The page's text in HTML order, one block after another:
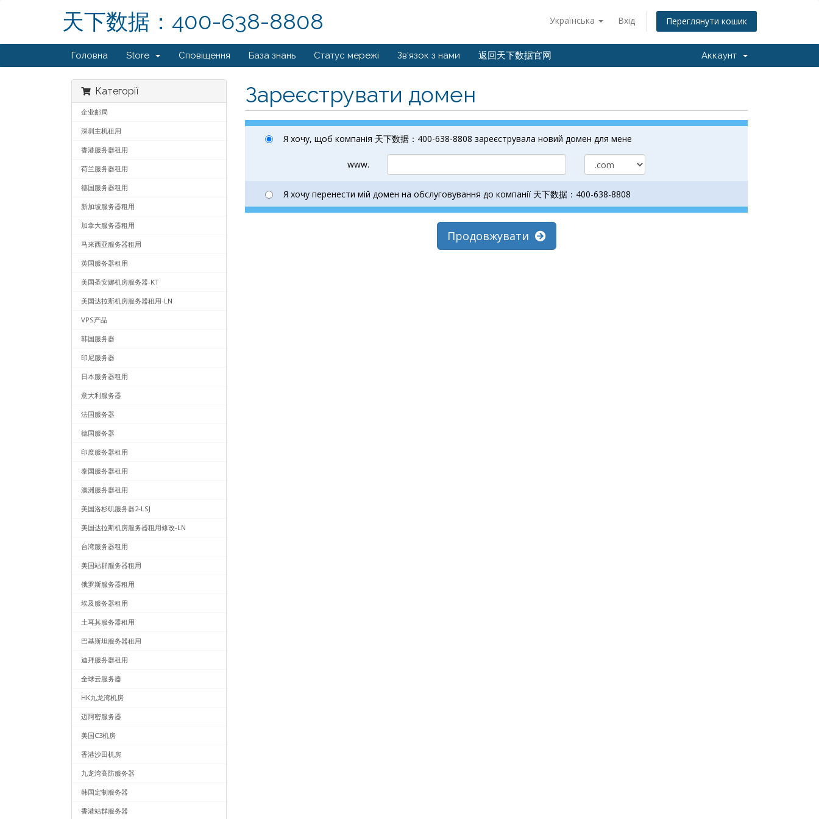
Українська Вхід Переглянути кошик
天下数据：400-638-8808
Головна Store Сповіщення База знань Статус мережі Зв'язок з нами 返回天下数据官网 Аккаунт
Зареєструвати домен
Категорії
企业邮局
深圳主机租用
香港服务器租用
荷兰服务器租用
德国服务器租用
新加坡服务器租用
加拿大服务器租用
马来西亚服务器租用
英国服务器租用
美国圣安娜机房服务器-KT
美国达拉斯机房服务器租用-LN
VPS产品
韩国服务器
印尼服务器
日本服务器租用
意大利服务器
法国服务器
德国服务器
印度服务器租用
泰国服务器租用
澳洲服务器租用
美国洛杉矶服务器2-LSJ
美国达拉斯机房服务器租用修改-LN
台湾服务器租用
美国站群服务器租用
俄罗斯服务器租用
埃及服务器租用
土耳其服务器租用
巴基斯坦服务器租用
迪拜服务器租用
全球云服务器
HK九龙湾机房
迈阿密服务器
美国C3机房
香港沙田机房
九龙湾高防服务器
韩国定制服务器
香港站群服务器
Я хочу, щоб компанія 天下数据：400-638-8808 зареєструвала новий домен для мене
www.
Я хочу перенести мій домен на обслуговування до компанії 天下数据：400-638-8808
Продовжувати